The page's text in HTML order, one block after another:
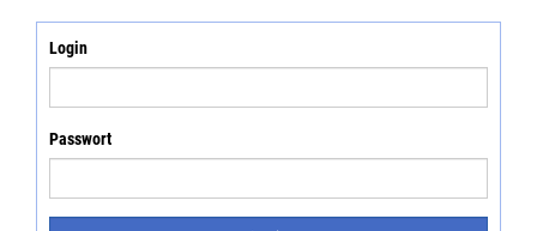
Login
Passwort